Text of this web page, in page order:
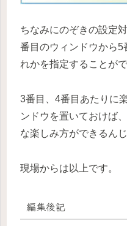
ちなみにのぞきの設定
番目のウィンドウから
れかを指定することがで
3番目、4番目あたりに
ンドウを置いておけば
な楽しみ方ができるん
現場からは以上です。
編集後記